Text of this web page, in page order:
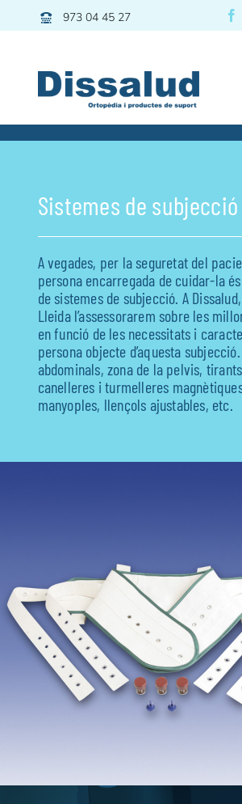
to
973 04 45 27
Dissalud
Grues | Transfers
Mobilitat
Descans
Pediatria
Vida diària
Esport
Fisioteràpia
Sistemes de subjecció
A vegades, per la seguretat del
persona encarregada de cuidar-la
de sistemes de subjecció. A
Lleida l’assessorarem sobre les
en funció de les necessitats i
persona objecte d’aquesta
abdominals, zona de la pelvis,
canelleres i turmelleres magnètiques
manyoples, llençols ajustables, etc.